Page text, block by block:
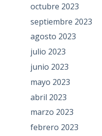
octubre 2023
septiembre 2023
agosto 2023
julio 2023
junio 2023
mayo 2023
abril 2023
marzo 2023
febrero 2023